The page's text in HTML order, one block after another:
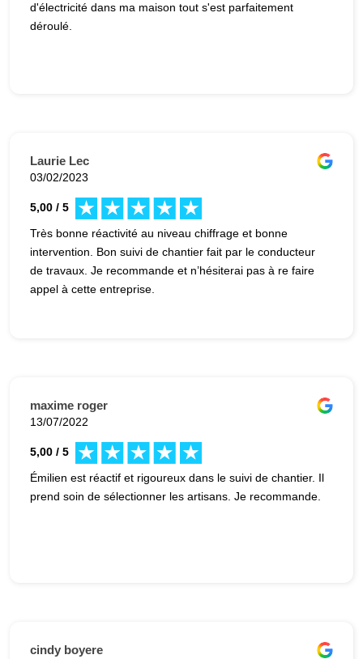
d'électricité dans ma maison tout s'est parfaitement
déroulé.
Laurie Lec
03/02/2023
5,00 / 5
Très bonne réactivité au niveau chiffrage et bonne
intervention. Bon suivi de chantier fait par le conducteur
de travaux. Je recommande et n’hésiterai pas à re faire
appel à cette entreprise.
maxime roger
13/07/2022
5,00 / 5
Émilien est réactif et rigoureux dans le suivi de chantier. Il
prend soin de sélectionner les artisans. Je recommande.
cindy boyere